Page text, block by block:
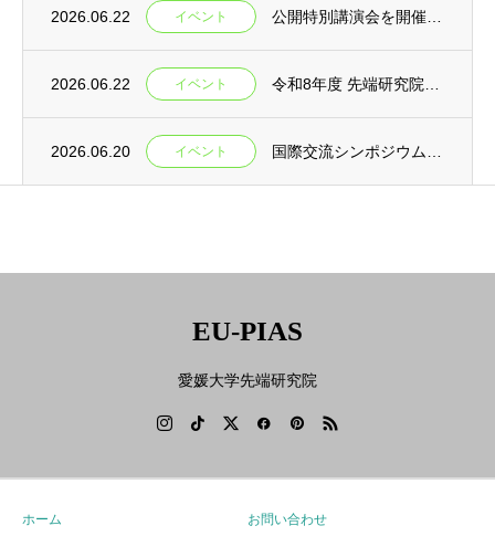
2026.06.22 イベント 公開特別講演会を開催いたします
2026.06.22 イベント 令和8年度 先端研究院シンポジウムを開催します
2026.06.20 イベント 国際交流シンポジウムを開催 (GRC)
EU-PIAS
愛媛大学先端研究院
ホーム お問い合わせ